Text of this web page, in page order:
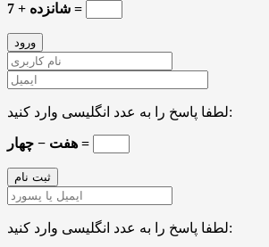
7 + شانزده =
لطفا پاسخ را به عدد انگلیسی وارد کنید:
هفت − چهار =
لطفا پاسخ را به عدد انگلیسی وارد کنید: